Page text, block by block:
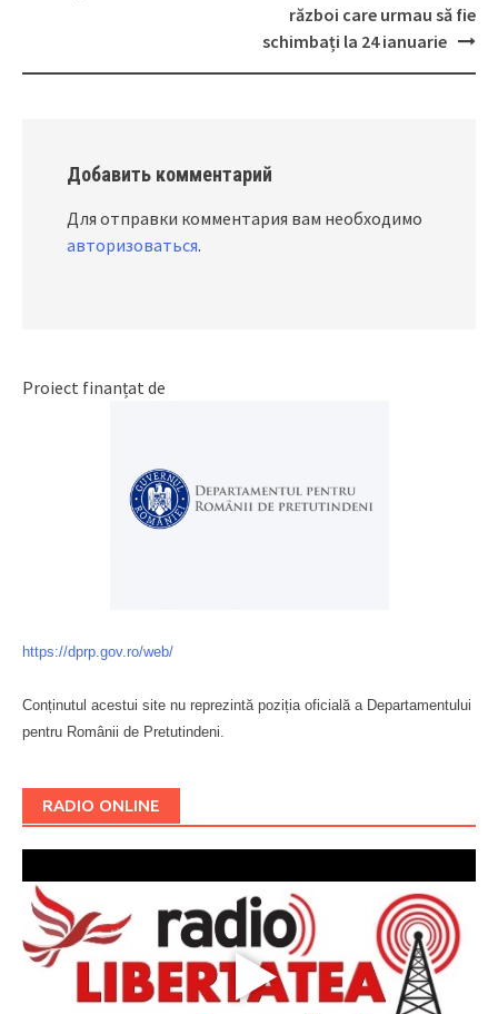
război care urmau să fie
schimbați la 24 ianuarie
Добавить комментарий
Для отправки комментария вам необходимо
авторизоваться.
Proiect finanțat de
https://dprp.gov.ro/web/
Conținutul acestui site nu reprezintă poziția oficială a Departamentului
pentru Românii de Pretutindeni.
RADIO ONLINE